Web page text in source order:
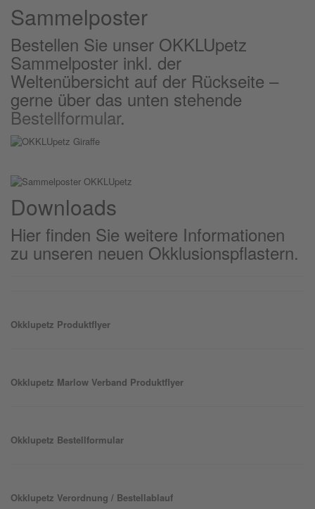
Sammelposter
Bestellen Sie unser OKKLUpetz
Sammelposter inkl. der
Weltenübersicht auf der Rückseite –
gerne über das unten stehende
Bestellformular.
Downloads
Hier finden Sie weitere Informationen
zu unseren neuen Okklusionspflastern.
Okklupetz Produktflyer
Okklupetz Marlow Verband Produktflyer
Okklupetz Bestellformular
Okklupetz Verordnung / Bestellablauf